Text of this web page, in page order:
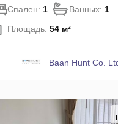
Спален: 1 Ванных: 1
Площадь:54 м²
Baan Hunt Co.